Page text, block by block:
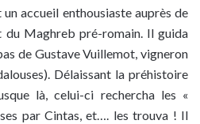
accueil enthousiaste auprès de
du Maghreb pré-romain. Il guida
de Gustave Vuillemot, vigneron
Délaissant la préhistoire
là, celui-ci rechercha les «
par Cintas, et…. les trouva ! Il